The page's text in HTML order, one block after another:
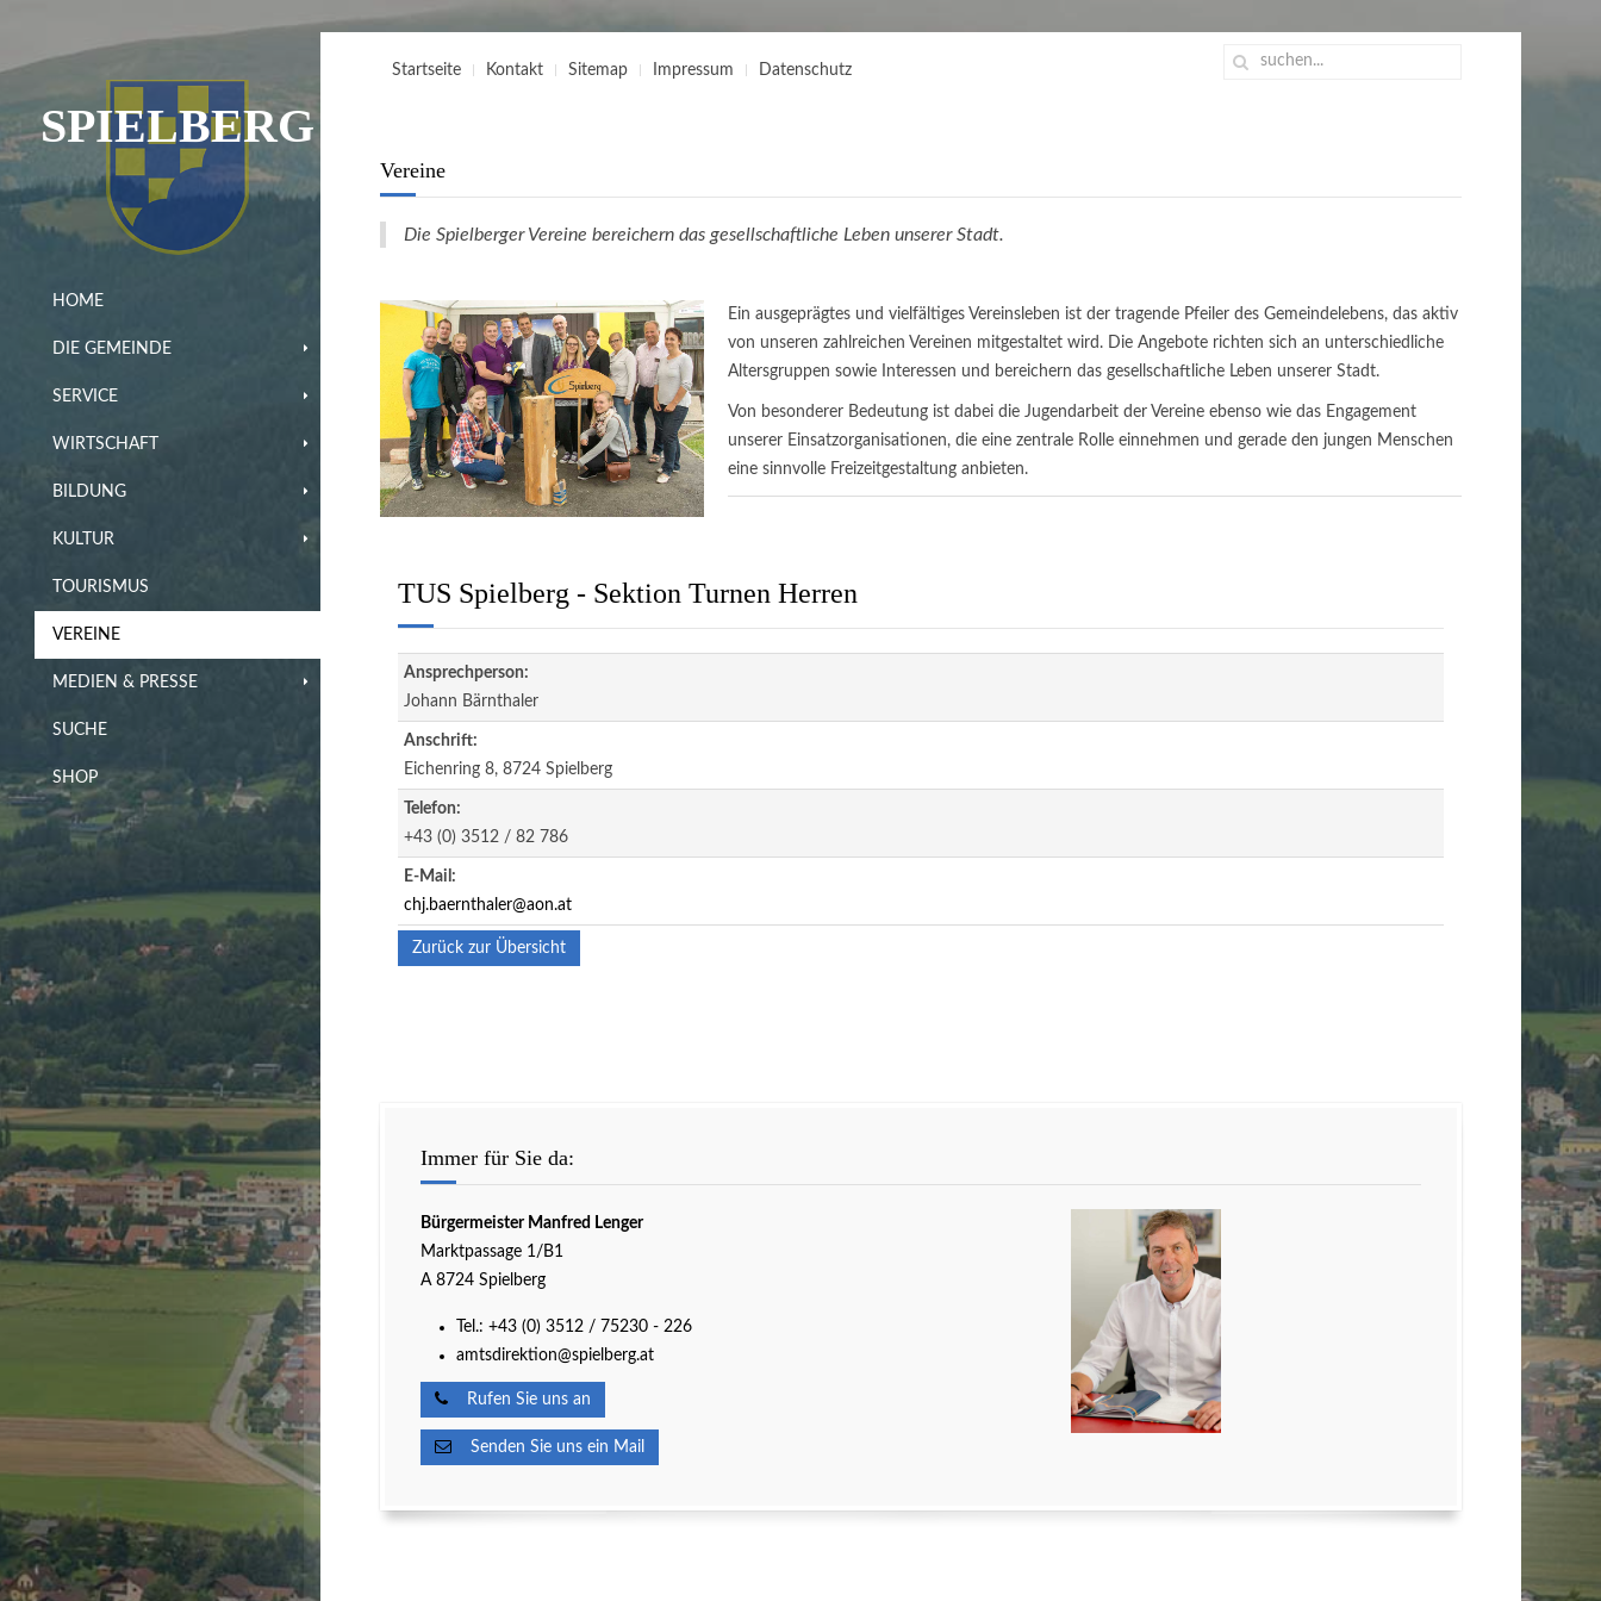
SPIELBERG
HOME
DIE GEMEINDE
SERVICE
WIRTSCHAFT
BILDUNG
KULTUR
TOURISMUS
VEREINE
MEDIEN & PRESSE
SUCHE
SHOP
Startseite Kontakt Sitemap Impressum Datenschutz
Vereine
Die Spielberger Vereine bereichern das gesellschaftliche Leben unserer Stadt.
Ein ausgeprägtes und vielfältiges Vereinsleben ist der tragende Pfeiler des Gemeindelebens, das aktiv
von unseren zahlreichen Vereinen mitgestaltet wird. Die Angebote richten sich an unterschiedliche
Altersgruppen sowie Interessen und bereichern das gesellschaftliche Leben unserer Stadt.
Von besonderer Bedeutung ist dabei die Jugendarbeit der Vereine ebenso wie das Engagement
unserer Einsatzorganisationen, die eine zentrale Rolle einnehmen und gerade den jungen Menschen
eine sinnvolle Freizeitgestaltung anbieten.
TUS Spielberg - Sektion Turnen Herren
Ansprechperson:
Johann Bärnthaler
Anschrift:
Eichenring 8, 8724 Spielberg
Telefon:
+43 (0) 3512 / 82 786
E-Mail:
chj.baernthaler@aon.at
Zurück zur Übersicht
Immer für Sie da:
Bürgermeister Manfred Lenger
Marktpassage 1/B1
A 8724 Spielberg
Tel.: +43 (0) 3512 / 75230 - 226
amtsdirektion@spielberg.at
Rufen Sie uns an
Senden Sie uns ein Mail